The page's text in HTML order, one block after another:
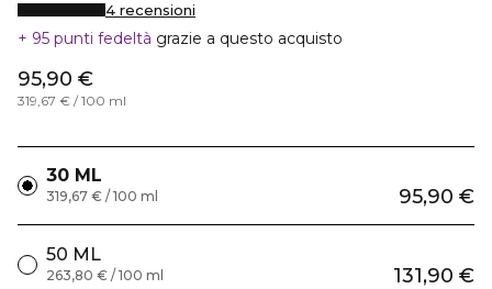
4 recensioni
95 punti fedeltà grazie a questo acquisto
95,90 €
319,67 € / 100 ml
30 ML
95,90 €
319,67 € / 100 ml
50 ML
131,90 €
263,80 € / 100 ml